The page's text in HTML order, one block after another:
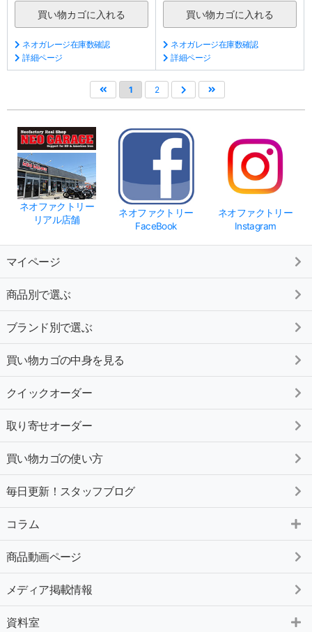
ネオガレージ在庫数確認
詳細ページ
ネオガレージ在庫数確認
詳細ページ
1 2
ネオファクトリー
リアル店舗
ネオファクトリー
FaceBook
ネオファクトリー
Instagram
マイページ
商品別で選ぶ
ブランド別で選ぶ
買い物カゴの中身を見る
クイックオーダー
取り寄せオーダー
買い物カゴの使い方
毎日更新！スタッフブログ
コラム
商品動画ページ
メディア掲載情報
資料室